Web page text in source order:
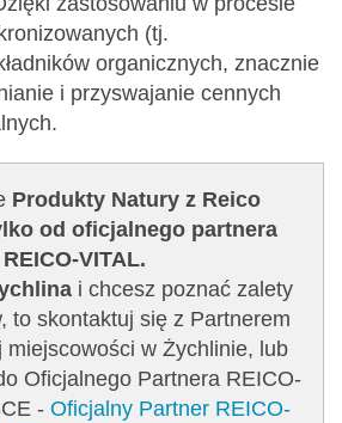
(tj.
organicznych, znacznie
i przyswajanie cennych
Produkty Natury z Reico
od oficjalnego partnera
REICO-VITAL.
i chcesz poznać zalety
to skontaktuj się z Partnerem
miejscowości w Żychlinie, lub
Oficjalnego Partnera REICO-
- Oficjalny Partner REICO-